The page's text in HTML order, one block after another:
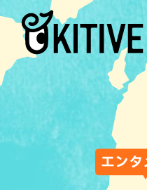
エンタ